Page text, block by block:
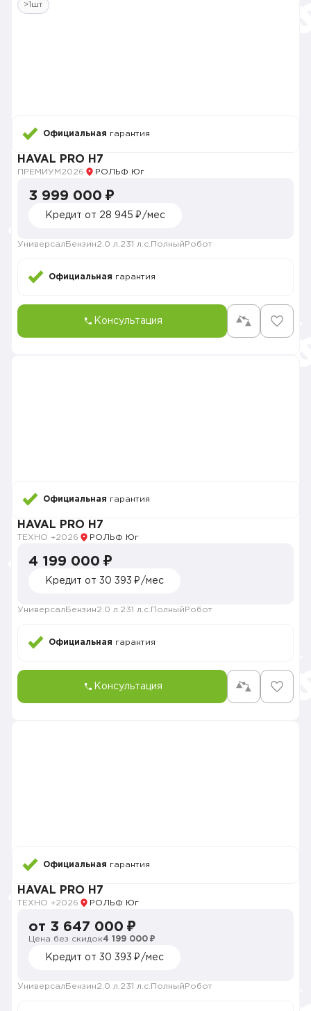
>1шт
Официальная гарантия
HAVAL PRO H7
ПРЕМИУМ 2026 РОЛЬФ Юг
3 999 000 ₽
Кредит от 28 945 ₽/мес
Универсал Бензин2.0 л. 231 л.с. Полный Робот
Официальная гарантия
Консультация
Официальная гарантия
HAVAL PRO H7
ТЕХНО +2026 РОЛЬФ Юг
4 199 000 ₽
Кредит от 30 393 ₽/мес
Универсал Бензин2.0 л. 231 л.с. Полный Робот
Официальная гарантия
Консультация
Официальная гарантия
HAVAL PRO H7
ТЕХНО +2026 РОЛЬФ Юг
от 3 647 000 ₽
Цена без скидок4 199 000 ₽
Кредит от 30 393 ₽/мес
Универсал Бензин2.0 л. 231 л.с. Полный Робот